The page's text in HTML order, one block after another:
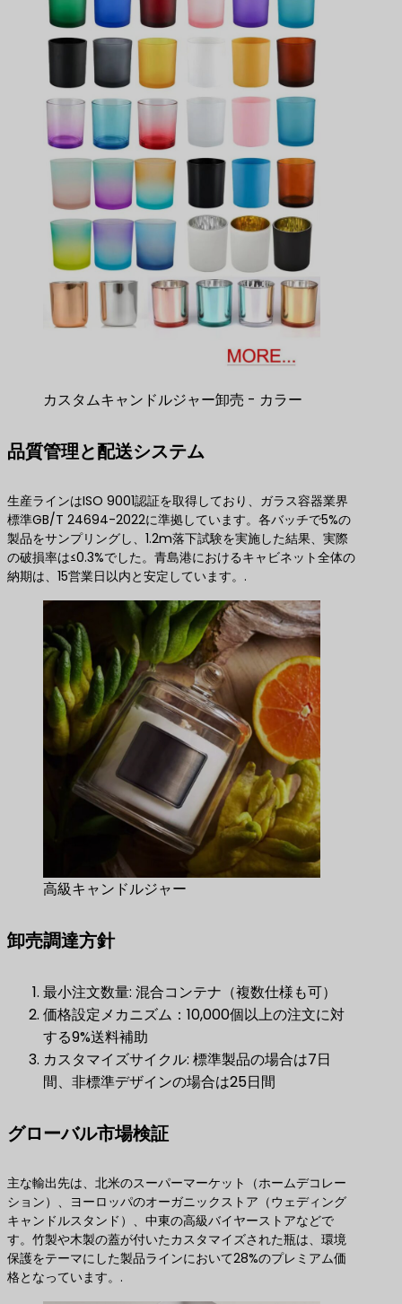
カスタムキャンドルジャー卸売 - カラー
品質管理と配送システム
生産ラインはISO 9001認証を取得しており、ガラス容器業界
標準GB/T 24694-2022に準拠しています。各バッチで5%の
製品をサンプリングし、1.2m落下試験を実施した結果、実際
の破損率は≤0.3%でした。青島港におけるキャビネット全体の
納期は、15営業日以内と安定しています。.
高級キャンドルジャー
卸売調達方針
最小注文数量: 混合コンテナ（複数仕様も可）
価格設定メカニズム：10,000個以上の注文に対
する9%送料補助
カスタマイズサイクル: 標準製品の場合は7日
間、非標準デザインの場合は25日間
グローバル市場検証
主な輸出先は、北米のスーパーマーケット（ホームデコレー
ション）、ヨーロッパのオーガニックストア（ウェディング
キャンドルスタンド）、中東の高級バイヤーストアなどで
す。竹製や木製の蓋が付いたカスタマイズされた瓶は、環境
保護をテーマにした製品ラインにおいて28%のプレミアム価
格となっています。.